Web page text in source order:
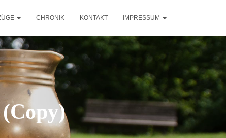
CHRONIK KONTAKT IMPRESSUM